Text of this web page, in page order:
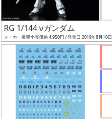
フ
リ
ー
RG 1/144 νガンダム
メーカー希望小売価格 4,950円 / 発売日 2019年8月10日